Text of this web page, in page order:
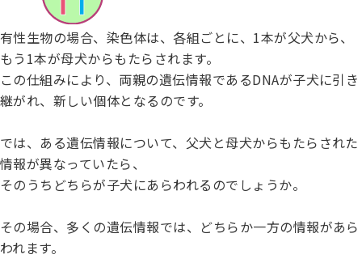
有性生物の場合、染色体は、各組ごとに、1本が父犬から、
もう1本が母犬からもたらされます。
この仕組みにより、両親の遺伝情報であるDNAが子犬に引き
継がれ、新しい個体となるのです。
では、ある遺伝情報について、父犬と母犬からもたらされた
情報が異なっていたら、
そのうちどちらが子犬にあらわれるのでしょうか。
その場合、多くの遺伝情報では、どちらか一方の情報があら
われます。